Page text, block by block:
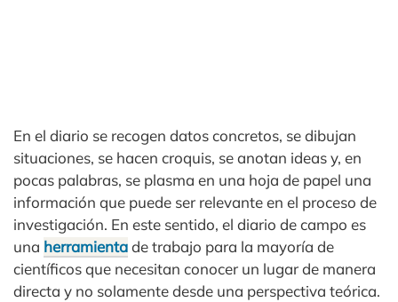
En el diario se recogen datos concretos, se dibujan
situaciones, se hacen croquis, se anotan ideas y, en
pocas palabras, se plasma en una hoja de papel una
información que puede ser relevante en el proceso de
investigación. En este sentido, el diario de campo es
una herramientade trabajo para la mayoría de
científicos que necesitan conocer un lugar de manera
directa y no solamente desde una perspectiva teórica.